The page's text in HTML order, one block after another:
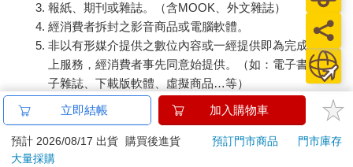
報紙、期刊或雜誌。（含MOOK、外文雜誌）
經消費者拆封之影音商品或電腦軟體。
非以有形媒介提供之數位內容或一經提供即為完成之線
上服務，經消費者事先同意始提供。（如：電子書、電
子雜誌、下載版軟體、虛擬商品…等）
已拆封之個人衛生用品。（如：內衣褲、刮鬍刀、除毛
若非上列種類商品，均享有到貨7天的猶豫期（含例假
日）。
立即結帳 加入購物車
預計 2026/08/17 出貨 購買後進貨 預訂門市商品
門市庫存
大量採購